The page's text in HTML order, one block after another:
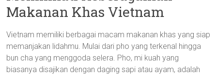
Makanan Khas Vietnam
Vietnam memiliki berbagai macam makanan khas yang siap
memanjakan lidahmu. Mulai dari pho yang terkenal hingga
bun cha yang menggoda selera. Pho, mi kuah yang
biasanya disajikan dengan daging sapi atau ayam, adalah